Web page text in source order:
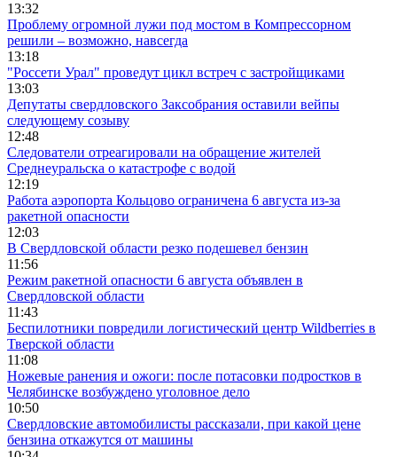
13:32
Проблему огромной лужи под мостом в Компрессорном
решили – возможно, навсегда
13:18
"Россети Урал" проведут цикл встреч с застройщиками
13:03
Депутаты свердловского Заксобрания оставили вейпы
следующему созыву
12:48
Следователи отреагировали на обращение жителей
Среднеуральска о катастрофе с водой
12:19
Работа аэропорта Кольцово ограничена 6 августа из-за
ракетной опасности
12:03
В Свердловской области резко подешевел бензин
11:56
Режим ракетной опасности 6 августа объявлен в
Свердловской области
11:43
Беспилотники повредили логистический центр Wildberries в
Тверской области
11:08
Ножевые ранения и ожоги: после потасовки подростков в
Челябинске возбуждено уголовное дело
10:50
Свердловские автомобилисты рассказали, при какой цене
бензина откажутся от машины